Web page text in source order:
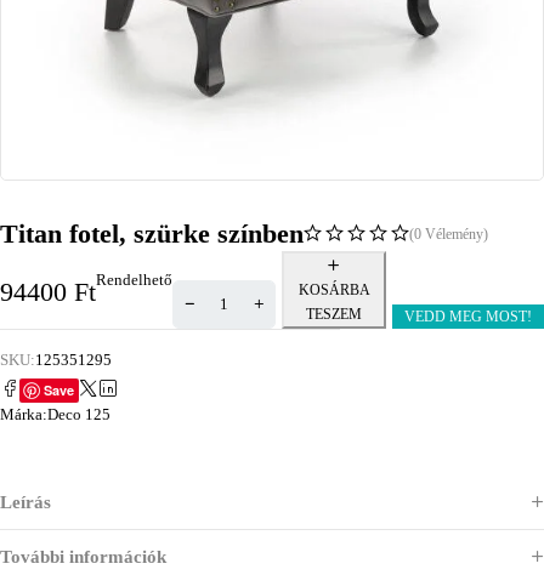
Titan fotel, szürke színben (0 Vélemény)
94400 FtRendelhető
KOSÁRBA
TESZEM
VEDD MEG MOST!
SKU:125351295
Save
Márka:Deco 125
Leírás
További információk